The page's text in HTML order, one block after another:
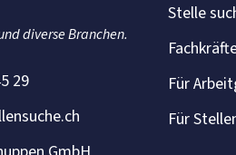
diverse Branchen.
29
Stelle
Für
Für